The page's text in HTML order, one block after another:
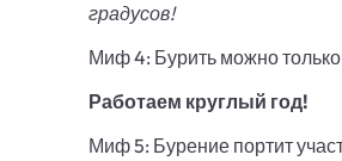
градусов!
Миф 4: Бурить можно
Работаем круглый год!
Миф 5: Бурение портит